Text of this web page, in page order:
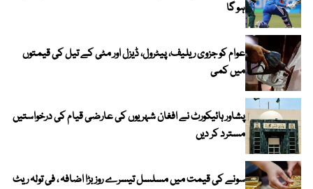
ہو گا
عوام کو جزوی ریلیف، پیٹرول، ڈیزل اور مٹی کے تیل کی قیمتوں
میں کمی
پشاور ہائیکورٹ نے افغان شہریوں کی عارضی قیام کی درخواستیں
مسترد کر دیں
سونے کی قیمت میں مسلسل تیسرے روز بڑا اضافہ ، فی تولہ ریٹ